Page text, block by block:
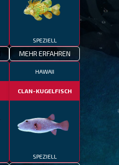
SPEZIELL
MEHR ERFAHREN
HAWAII
CLAN-KUGELFISCH
SPEZIELL